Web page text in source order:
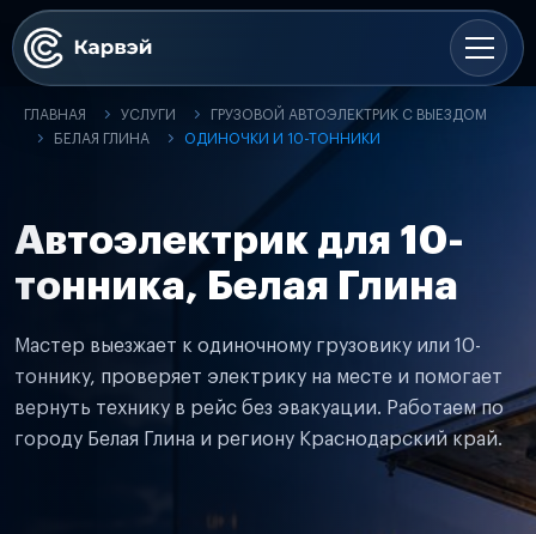
ГЛАВНАЯ УСЛУГИ
ГРУЗОВОЙ АВТОЭЛЕКТРИК С ВЫЕЗДОМ
БЕЛАЯ ГЛИНА
ОДИНОЧКИ И 10-ТОННИКИ
Автоэлектрик для 10-
тонника, Белая Глина
Мастер выезжает к одиночному грузовику или 10-
тоннику, проверяет электрику на месте и помогает
вернуть технику в рейс без эвакуации. Работаем по
городу Белая Глина и региону Краснодарский край.